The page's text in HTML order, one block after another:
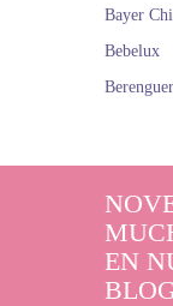
Bayer
Bebelux
Berenguer
EN